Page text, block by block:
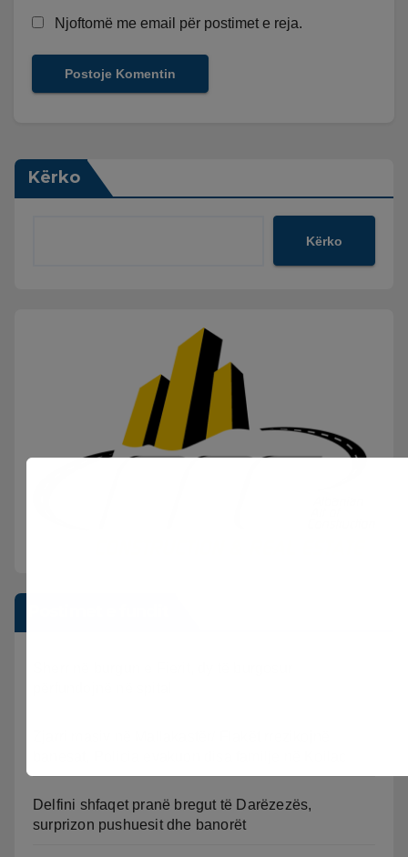
Njoftomë me email për postimet e reja.
Kërko
Kërko
Delfini shfaqet pranë bregut të Darëzezës,
surprizon pushuesit dhe banorët